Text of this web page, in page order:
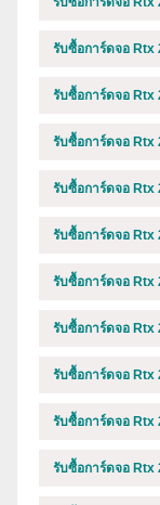
รับซื้อการ์ดจอ Rtx
รับซื้อการ์ดจอ Rtx
รับซื้อการ์ดจอ Rtx
รับซื้อการ์ดจอ Rtx
รับซื้อการ์ดจอ Rtx
รับซื้อการ์ดจอ Rtx
รับซื้อการ์ดจอ Rtx
รับซื้อการ์ดจอ Rtx
รับซื้อการ์ดจอ Rtx
รับซื้อการ์ดจอ Rtx